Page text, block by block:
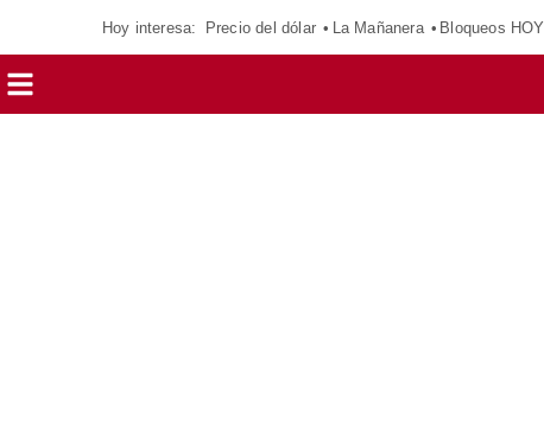
Hoy interesa: Precio del dólar La Mañanera Bloqueos HOY